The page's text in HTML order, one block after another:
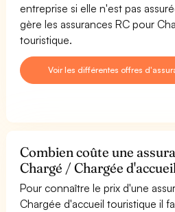
entreprise si elle n'est pas
gère les assurances RC pour
touristique.
Voir les différentes offres
Combien coûte une
Chargé / Chargée
Pour connaître le prix d'une
Chargée d'accueil touristique il